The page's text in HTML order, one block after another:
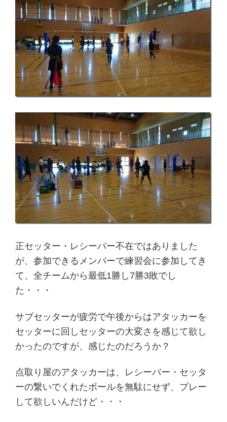
正セッター・レシーバー不在ではありました
が、参加できるメンバーで練習会に参加してき
て、全チームから最低1勝し7勝3敗でし
た・・・
サブセッターが疲労で午後からはアタッカーを
セッターに回しセッターの大変さを感じて欲し
かったのですが、感じたのだろうか？
点取り屋のアタッカーは、レシーバー・セッタ
ーの繋いでくれたボールを無駄にせず、プレー
して欲しいんだけど・・・